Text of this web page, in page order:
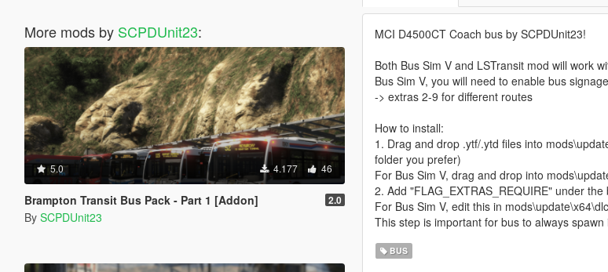
More mods by SCPDUnit23:
5.0 4.177 46
Brampton Transit Bus Pack - Part 1 [Addon] 2.0
By SCPDUnit23
MCI D4500CT Coach bus by SCPDUnit23!
Both Bus Sim V and LSTransit mod will work
Bus Sim V, you will need to enable bus
-> extras 2-9 for different routes
How to install:
1. Drag and drop .ytf/.ytd files into
folder you prefer)
For Bus Sim V, drag and drop into
2. Add "FLAG_EXTRAS_REQUIRE" under
For Bus Sim V, edit this in
This step is important for bus to always spawn
BUS